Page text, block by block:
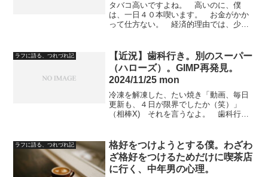
タバコ高いですよね。 高いのに、僕
は、一日４０本喫います。 お金がかか
って仕方ない。 経済的理由では、少し
それが、タバコの吸い方が、僕の場合、
実に勿体ない喫い方なのです...
ラフに語る、つれづれ記
【近況】歯科行き。別のスーパー
（ハローズ）。GIMP再発見。
2024/11/25 mon
冷凍を解凍した、たい焼き「動画、毎日
更新も、４日が限界でしたか（笑）」
（相棒X) それを言うなよ。 歯科行
早起きにする。 いかようにも調整でき
ます。 ついでで、銀行にも...
ラフに語る、つれづれ記
格好をつけようとする僕。わざわ
ざ格好をつけるためだけに喫茶店
に行く、中年男の心理。